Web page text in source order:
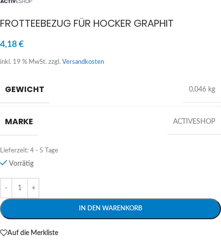
FROTTEEBEZUG FÜR HOCKER GRAPHIT
4,18 €
inkl. 19 % MwSt. zzgl. Versandkosten
GEWICHT 0,046 kg
MARKE ACTIVESHOP
Lieferzeit: 4 - 5 Tage
Vorrätig
IN DEN WARENKORB
Alternative:
Auf die Merkliste